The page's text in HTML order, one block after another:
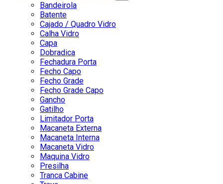
Bandeirola
Batente
Cajado / Quadro Vidro
Calha Vidro
Capa
Dobradica
Fechadura Porta
Fecho Capo
Fecho Grade
Fecho Grade Capo
Gancho
Gatilho
Limitador Porta
Macaneta Externa
Macaneta Interna
Macaneta Vidro
Maquina Vidro
Presilha
Tranca Cabine